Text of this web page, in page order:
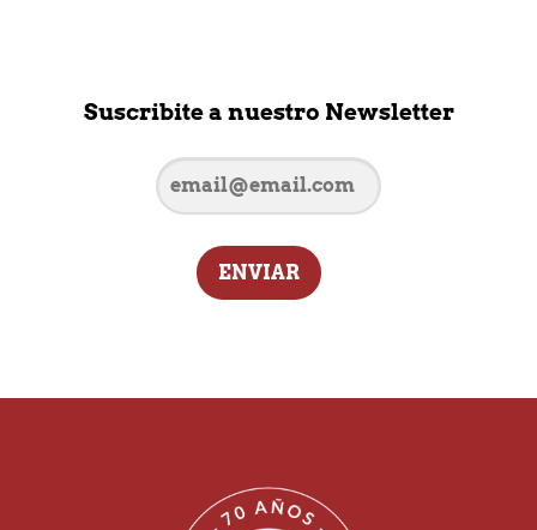
Suscribite a nuestro Newsletter
ENVIAR